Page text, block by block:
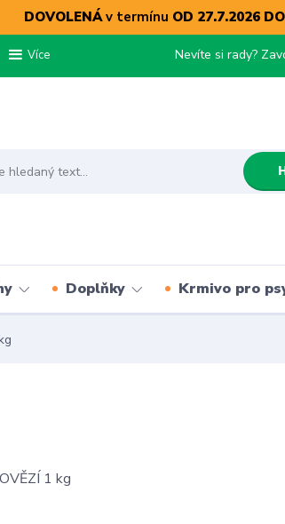
DOVOLENÁv termínu OD 27.7.2026
Více Nevíte si rady?
Doplňky Krmivo pro